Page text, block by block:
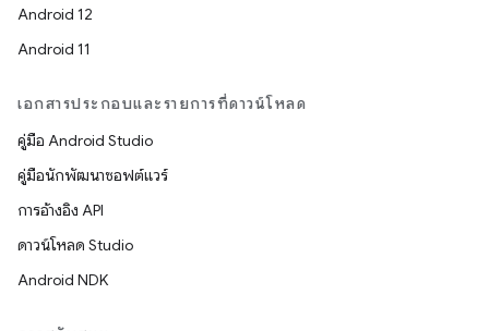
Android 12
Android 11
เอกสารประกอบและรายการที่ดาวน์โหลด
คู่มือ Android Studio
คู่มือนักพัฒนาซอฟต์แวร์
การอ้างอิง API
ดาวน์โหลด Studio
Android NDK